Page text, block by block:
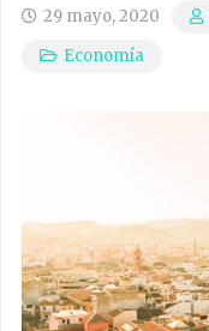
29 mayo, 2020
Economía